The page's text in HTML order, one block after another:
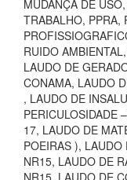
MUDANÇA DE
TRABALHO, PPRA,
RUIDO
LAUDO DE
CONAMA, LAUDO
, LAUDO DE
PERICULOSIDADE
17, LAUDO DE
POEIRAS ),
NR15, LAUDO DE